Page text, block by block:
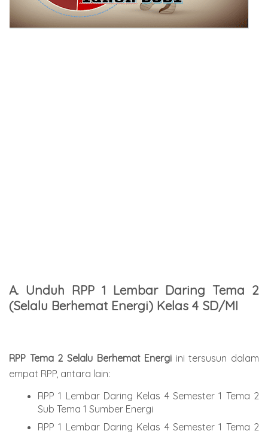
A. Unduh RPP 1 Lembar Daring Tema 2
(Selalu Berhemat Energi) Kelas 4 SD/MI
RPP Tema 2 Selalu Berhemat Energi ini tersusun dalam
empat RPP, antara lain:
RPP 1 Lembar Daring Kelas 4 Semester 1 Tema 2
Sub Tema 1 Sumber Energi
RPP 1 Lembar Daring Kelas 4 Semester 1 Tema 2